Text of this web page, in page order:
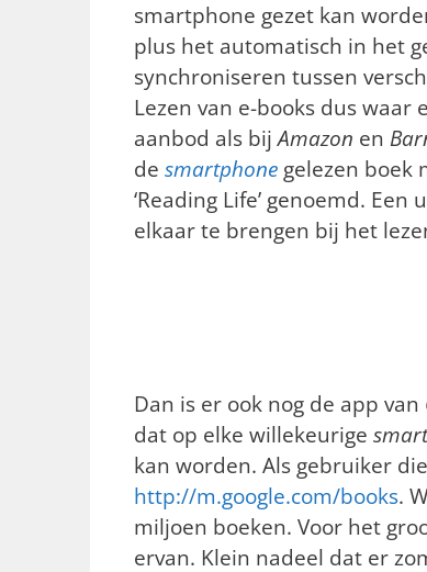
smartphone gezet kan
plus het automatisch in het
synchroniseren tussen
Lezen van e-books dus
aanbod als bijAmazon en
de smartphone gelezen boek
‘Reading Life’ genoemd.
elkaar te brengen bij het
Dan is er ook nog de app van
dat op elke willekeurige
kan worden. Als gebruiker
http://m.google.com/books.
miljoen boeken. Voor het
ervan. Klein nadeel dat er